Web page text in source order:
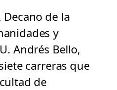
de la
y
Andrés Bello,
carreras que
de